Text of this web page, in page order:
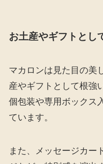
お土産やギフトとし
マカロンは見た目の美
産やギフトとして根強
個包装や専用ボックス
ています。
また、メッセージカー